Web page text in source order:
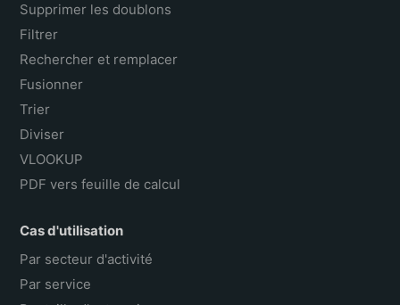
Supprimer les doublons
Filtrer
Rechercher et remplacer
Fusionner
Trier
Diviser
VLOOKUP
PDF vers feuille de calcul
Cas d'utilisation
Par secteur d'activité
Par service